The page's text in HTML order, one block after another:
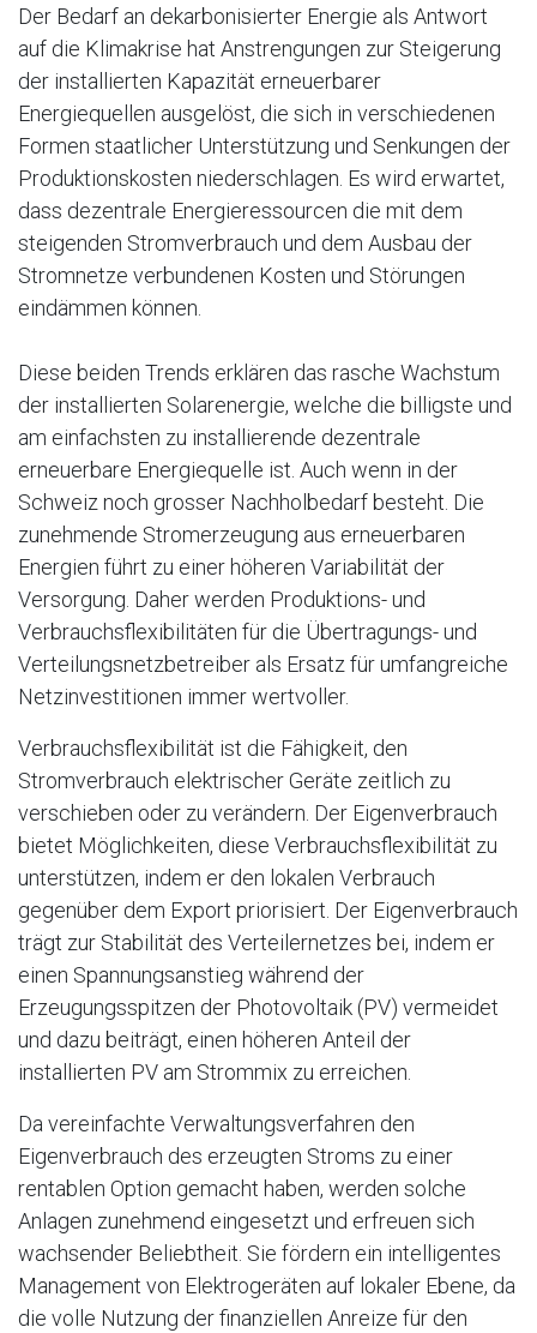
Der Bedarf an dekarbonisierter Energie als Antwort
auf die Klimakrise hat Anstrengungen zur Steigerung
der installierten Kapazität erneuerbarer
Energiequellen ausgelöst, die sich in verschiedenen
Formen staatlicher Unterstützung und Senkungen der
Produktionskosten niederschlagen. Es wird erwartet,
dass dezentrale Energieressourcen die mit dem
steigenden Stromverbrauch und dem Ausbau der
Stromnetze verbundenen Kosten und Störungen
eindämmen können.
Diese beiden Trends erklären das rasche Wachstum
der installierten Solarenergie, welche die billigste und
am einfachsten zu installierende dezentrale
erneuerbare Energiequelle ist. Auch wenn in der
Schweiz noch grosser Nachholbedarf besteht. Die
zunehmende Stromerzeugung aus erneuerbaren
Energien führt zu einer höheren Variabilität der
Versorgung. Daher werden Produktions- und
Verbrauchsflexibilitäten für die Übertragungs- und
Verteilungsnetzbetreiber als Ersatz für umfangreiche
Netzinvestitionen immer wertvoller.
Verbrauchsflexibilität ist die Fähigkeit, den
Stromverbrauch elektrischer Geräte zeitlich zu
verschieben oder zu verändern. Der Eigenverbrauch
bietet Möglichkeiten, diese Verbrauchsflexibilität zu
unterstützen, indem er den lokalen Verbrauch
gegenüber dem Export priorisiert. Der Eigenverbrauch
trägt zur Stabilität des Verteilernetzes bei, indem er
einen Spannungsanstieg während der
Erzeugungsspitzen der Photovoltaik (PV) vermeidet
und dazu beiträgt, einen höheren Anteil der
installierten PV am Strommix zu erreichen.
Da vereinfachte Verwaltungsverfahren den
Eigenverbrauch des erzeugten Stroms zu einer
rentablen Option gemacht haben, werden solche
Anlagen zunehmend eingesetzt und erfreuen sich
wachsender Beliebtheit. Sie fördern ein intelligentes
Management von Elektrogeräten auf lokaler Ebene, da
die volle Nutzung der finanziellen Anreize für den